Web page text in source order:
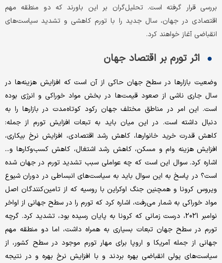
بررسی قرار گرفته است. تحلیل‌گران بر این باورند که دو منطقه مهم
اقتصادی در جهان، سال جدید را با تورم کاهشی و تشدید سیاست‌های
انقباضی آغاز خواهند کرد.
اثر تورم بر اقتصاد جهان
وضعیت بازارها در سطح جهان حاکی از آن است که افزایش هزینه‌ها در
سال جاری ناشی از صعود‌ قیمت‌ها در بخش مواد خوراکی و انرژی بوده
است. این امر در مناطق مختلف جهان رکود کوتاه‌مدت در بازارها را به
دنبال داشته است. در این میان باید به تبعات افزایش تورم از جمله:
کاهش قدرت خرید خانوارها، کاهش رشد اقتصادی، افزایش نرخ بیکاری،
افزایش هزینه وام و مسکن، کاهش رشد اشتغال، کاهش کسب‌و‌کارها و...
اشاره کرد. سوال این است که چه عواملی سبب تشدید تورم در جهان شده
است؟ در پاسخ به این سوال باید به سیاست‌های انبساطی در دوران شیوع
ویروس کرونا و همچنین جنگ اوکراین با روسیه که از تامین‌کنندگان اصل
مواد خوراکی به شمار می‌رفت، اشاره کرد که تورم را در سطح جهانی از اواخر
نوامبر 2021، درست زمانی که کرونا به پایان رسیده بود، تشدید کرد. گرچه
تورم در سطح جهان تبعات بسیاری به همراه داشت، اما دو منطقه مهم
جهانی از جمله آمریکا و اروپا برای مهار تورم موجود در سطح کشور، از
سیاست‌های پولی انقباضی بهره بردند و با افزایش نرخ بهره و در نتیجه